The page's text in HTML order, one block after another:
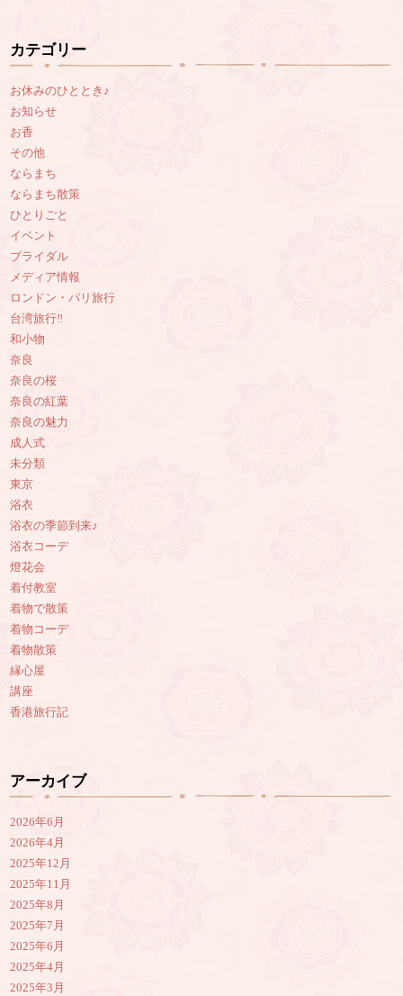
カテゴリー
お休みのひととき♪
お知らせ
お香
その他
ならまち
ならまち散策
ひとりごと
イベント
ブライダル
メディア情報
ロンドン・パリ旅行
台湾旅行‼︎
和小物
奈良
奈良の桜
奈良の紅葉
奈良の魅力
成人式
未分類
東京
浴衣
浴衣の季節到来♪
浴衣コーデ
燈花会
着付教室
着物で散策
着物コーデ
着物散策
縁心屋
講座
香港旅行記
アーカイブ
2026年6月
2026年4月
2025年12月
2025年11月
2025年8月
2025年7月
2025年6月
2025年4月
2025年3月